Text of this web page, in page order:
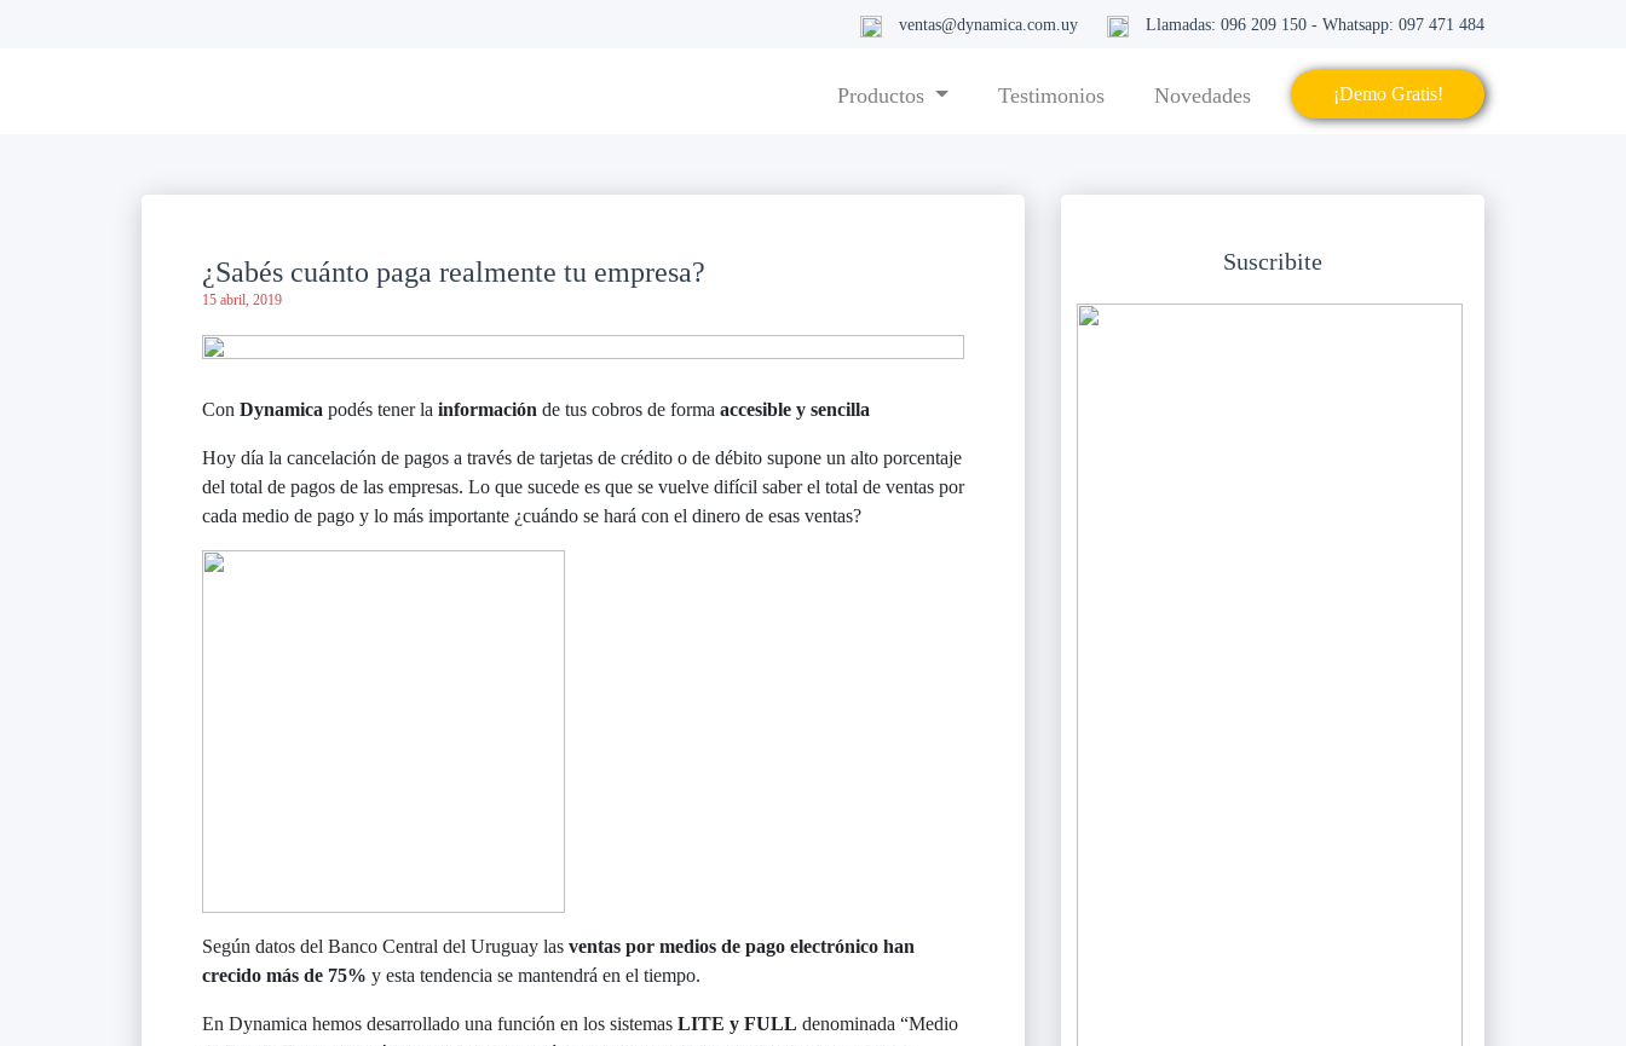
ventas@dynamica.com.uy Llamadas: 096 209 150 - Whatsapp: 097 471 484
Productos Testimonios Novedades ¡Demo Gratis!
¿Sabés cuánto paga realmente tu empresa?
15 abril, 2019
Con Dynamica podés tener la información de tus cobros de forma accesible y sencilla
Hoy día la cancelación de pagos a través de tarjetas de crédito o de débito supone un alto porcentaje
del total de pagos de las empresas. Lo que sucede es que se vuelve difícil saber el total de ventas por
cada medio de pago y lo más importante ¿cuándo se hará con el dinero de esas ventas?
Según datos del Banco Central del Uruguay las ventas por medios de pago electrónico han
crecido más de 75% y esta tendencia se mantendrá en el tiempo.
En Dynamica hemos desarrollado una función en los sistemas LITE y FULL denominada “Medio
Suscribite